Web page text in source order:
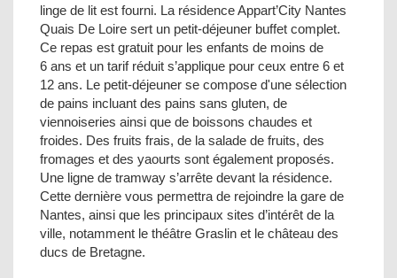
linge de lit est fourni. La résidence Appart’City Nantes
Quais De Loire sert un petit-déjeuner buffet complet.
Ce repas est gratuit pour les enfants de moins de
6 ans et un tarif réduit s’applique pour ceux entre 6 et
12 ans. Le petit-déjeuner se compose d'une sélection
de pains incluant des pains sans gluten, de
viennoiseries ainsi que de boissons chaudes et
froides. Des fruits frais, de la salade de fruits, des
fromages et des yaourts sont également proposés.
Une ligne de tramway s’arrête devant la résidence.
Cette dernière vous permettra de rejoindre la gare de
Nantes, ainsi que les principaux sites d’intérêt de la
ville, notamment le théâtre Graslin et le château des
ducs de Bretagne.